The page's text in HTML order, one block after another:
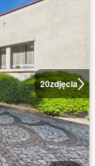
20zdjęcia